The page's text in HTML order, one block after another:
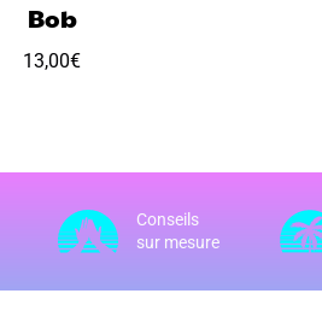
Bob
13,00€
Conseils
sur mesure